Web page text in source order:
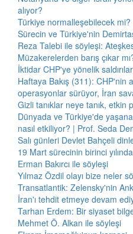
alıyor?
Türkiye normalleşebilecek mi?
Sürecin ve Türkiye'nin
Reza Talebi ile söyleşi:
Müzakerelerden barış çıkar
İktidar CHP'ye yönelik
Haftaya Bakış (311): CHP'nin
operasyonlar sürüyor, İran
Gizli tanıklar neye tanık,
Dünyada ve Türkiye'de
nasıl etkiliyor? | Prof. Seda
Salı günleri Devlet Bahçeli
19 Mart sürecinin birinci
Erman Bakırcı ile söyleşi
Yılmaz Özdil olayı bize neler
Transatlantik: Zelensky'nin
İran'ı tehdit etmeye devam
Tarhan Erdem: Bir siyaset
Mehmet Ö. Alkan ile söyleşi